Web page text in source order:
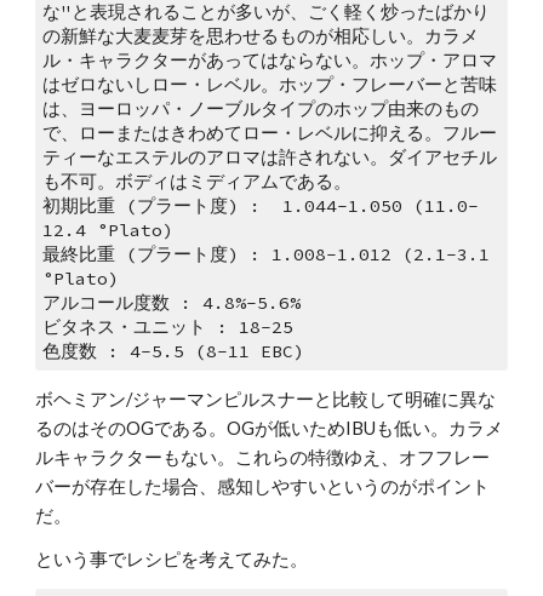
な"と表現されることが多いが、ごく軽く炒ったばかり
の新鮮な大麦麦芽を思わせるものが相応しい。カラメ
ル・キャラクターがあってはならない。ホップ・アロマ
はゼロないしロー・レベル。ホップ・フレーバーと苦味
は、ヨーロッパ・ノーブルタイプのホップ由来のもの
で、ローまたはきわめてロー・レベルに抑える。フルー
ティーなエステルのアロマは許されない。ダイアセチル
も不可。ボディはミディアムである。
初期比重 (プラート度) :  1.044-1.050 (11.0-
12.4 °Plato)
最終比重 (プラート度) : 1.008-1.012 (2.1-3.1
°Plato)
アルコール度数 : 4.8%-5.6%
ビタネス・ユニット : 18-25
色度数 : 4-5.5 (8-11 EBC)
ボヘミアン/ジャーマンピルスナーと比較して明確に異な
るのはそのOGである。OGが低いためIBUも低い。カラメ
ルキャラクターもない。これらの特徴ゆえ、オフフレー
バーが存在した場合、感知しやすいというのがポイント
だ。
という事でレシピを考えてみた。